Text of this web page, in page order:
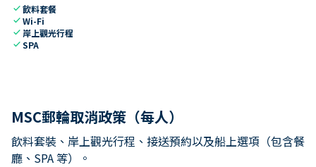
check飲料套餐
checkWi-Fi
check 岸上觀光行程
checkSPA
MSC郵輪取消政策（每人）
飲料套裝、岸上觀光行程、接送預約以及船上選項（包含餐
廳、SPA 等）。